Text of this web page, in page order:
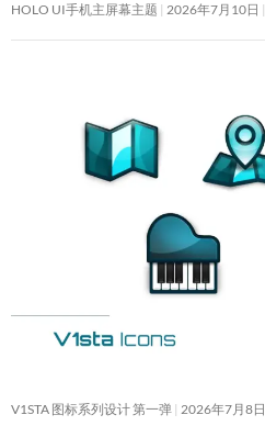
HOLO UI手机主屏幕主题 2026年7月10日
V1STA 图标系列设计 第一弹 2026年7月8日